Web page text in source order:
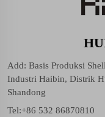
Add: Basis Produksi
Industri Haibin, Distrik
Shandong
Tel:+86 532 86870810